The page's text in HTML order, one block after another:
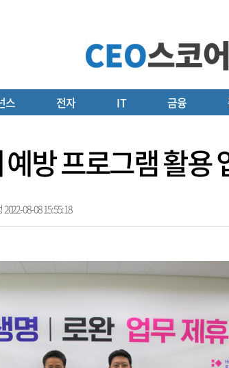
스 전자 IT 금융
방 프로그램 활용
2022-08-08 15:55:18